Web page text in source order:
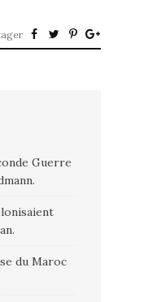
Guerre
du Maroc